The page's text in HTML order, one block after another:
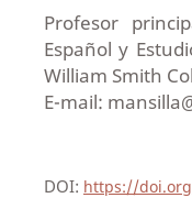
Profesor
Español y
William Smith
E-mail:
DOI: https://